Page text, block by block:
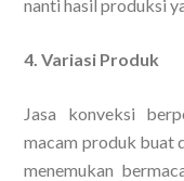
nanti hasil produksi
4. Variasi Produk
Jasa konveksi
macam produk buat
menemukan